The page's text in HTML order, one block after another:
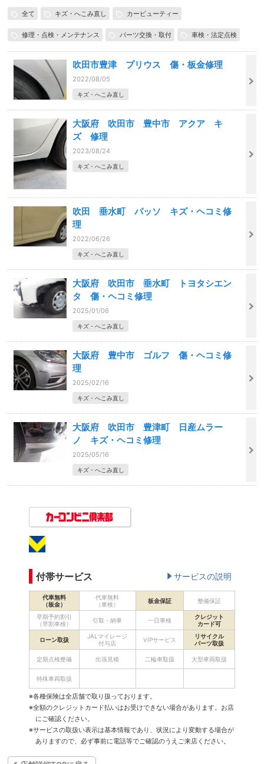
全て キズ・へこみ直し カービューティー
修理・点検・メンテナンス パーツ交換・取付 車検・法定点検
吹田市豊津 プリウス 傷・板金修理
2022/08/05
キズ・へこみ直し
大阪府 吹田市 豊中市 アクア キ
ズ 修理
2023/08/24
キズ・へこみ直し
吹田 垂水町 パッソ キズ・ヘコミ修
理
2022/06/26
キズ・へこみ直し
大阪府 吹田市 垂水町 トヨタシエン
タ 傷・ヘコミ修理
2025/01/06
キズ・へこみ直し
大阪府 豊中市 ゴルフ 傷・ヘコミ修
理
2025/02/16
キズ・へこみ直し
大阪府 吹田市 豊津町 日産ムラー
ノ キズ・ヘコミ修理
2025/05/16
キズ・へこみ直し
付帯サービス サービスの説明
代車無料
（板金）
代車無料
（車検）
板金保証 整備保証
早期予約割引
（早割車検）
引取・納車 一日車検
クレジット
カード可
ローン取扱
JALマイレージ
付与店
VIPサービス
リサイクル
パーツ取扱
定期点検整備 出張見積 二輪車取扱 大型車両取扱
特殊車両取扱
※各種保険は全店舗で取り扱っております。
※全額のクレジットカード払いはお受けできない場合があります。お店
にご確認ください。
※サービスの取扱い表示は基本情報であり、状況により変動する場合が
ありますので、必ず事前に電話等でご確認のうえご来店ください。